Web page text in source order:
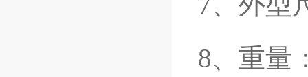
8、重量